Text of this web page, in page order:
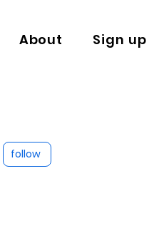
About Sign up
follow